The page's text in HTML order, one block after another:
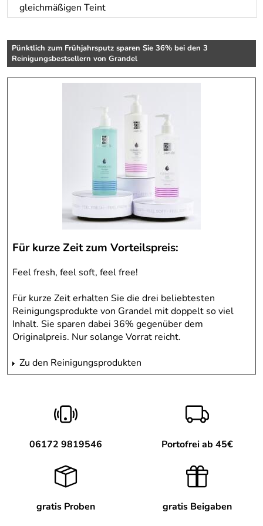
gleichmäßigen Teint
Pünktlich zum Frühjahrsputz sparen Sie 36% bei den 3
Reinigungsbestsellern von Grandel
Für kurze Zeit zum Vorteilspreis:
Feel fresh, feel soft, feel free!
Für kurze Zeit erhalten Sie die drei beliebtesten
Reinigungsprodukte von Grandel mit doppelt so viel
Inhalt. Sie sparen dabei 36% gegenüber dem
Originalpreis. Nur solange Vorrat reicht.
Zu den Reinigungsprodukten
06172 9819546 Portofrei ab 45€
gratis Proben gratis Beigaben